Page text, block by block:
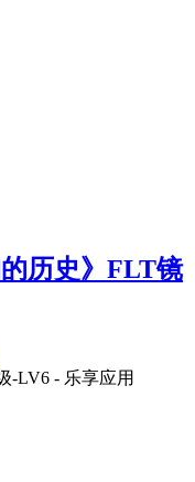
历史》FLT镜